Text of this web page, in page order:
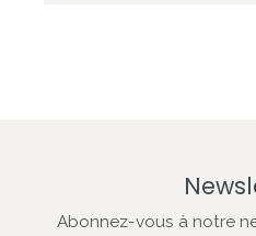
Abonnez-vous à notre